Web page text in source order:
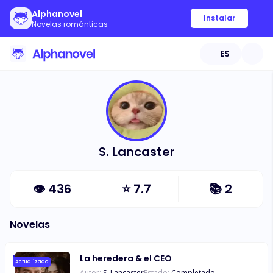
Alphanovel
Novelas románticas
Instalar
ES
S. Lancaster
👁 436 ⭐7.7 📚 2
Novelas
Actualizado La heredera & el CEO